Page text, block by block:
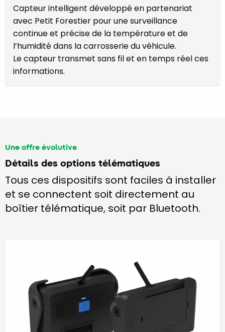
Capteur intelligent développé en partenariat
avec Petit Forestier pour une surveillance
continue et précise de la température et de
l’humidité dans la carrosserie du véhicule.
Le capteur transmet sans fil et en temps réel ces
informations.
Une offre évolutive
Détails des options télématiques
Tous ces dispositifs sont faciles à installer
et se connectent soit directement au
boîtier télématique, soit par Bluetooth.